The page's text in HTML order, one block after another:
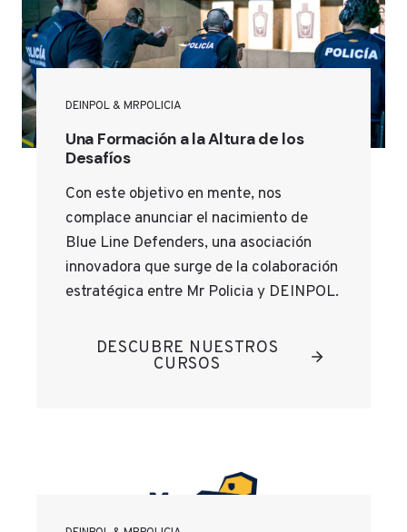
DEINPOL & MRPOLICIA
Una Formación a la Altura de los
Desafíos
Con este objetivo en mente, nos
complace anunciar el nacimiento de
Blue Line Defenders, una asociación
innovadora que surge de la colaboración
estratégica entre Mr Policia y DEINPOL.
DESCUBRE NUESTROS
CURSOS